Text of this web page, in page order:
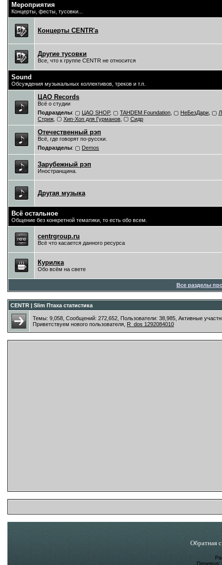
Мероприятия
Концерты, фесты, тусовки...
Концерты CENTR'a
Другие тусовки
Все, что к группе CENTR не относится
Sound
Обсуждения музыкальных коллективов, треков и т.п.
ЦAO Records
Всё о студии
Подразделы: ЦАО SHOP, TAHDEM Foundation НеБезДари
Стриж
Хип-Хоп для Гурманов Сидр
Отечественный рэп
Всё, где говорят по-русски.
Подразделы: Demos
Зарубежный рэп
Иностранщина.
Другая музыка
Всё остальное
Общение без конкретной тематики, то есть обо всем.
centrgroup.ru
Всё что касается данного ресурса
Курилка
Обо всём на свете
Все разделы
CENTR | Slim Птаха статистика
Темы: 9,058, Сообщений: 272,652, Пользователи: 38,985, Активные
Приветствуем нового пользователя, R_dos 1292084010
Обратная
Перевод: